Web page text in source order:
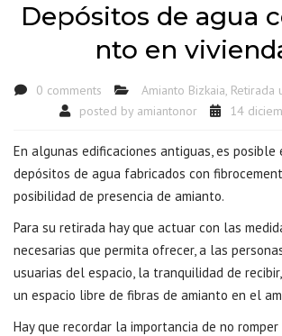
Depósitos de agua
nto en
0 comments Amianto Bizkaia, Retirada
posted by amiantonor 14
En algunas edificaciones antiguas, es posible
depósitos de agua fabricados con
posibilidad de presencia de amianto.
Para su retirada hay que actuar con las
necesarias que permita ofrecer, a las
usuarias del espacio, la tranquilidad de
un espacio libre de fibras de amianto en el
Hay que recordar la importancia de no